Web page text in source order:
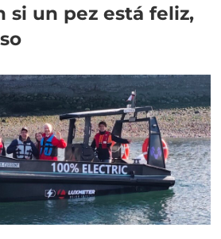
si un pez está feliz,